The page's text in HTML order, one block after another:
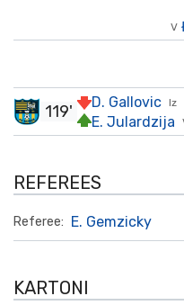
V
Iz
D. Gallovic
E. Julardzija
119'
REFEREES
Referee: E. Gemzicky
KARTONI